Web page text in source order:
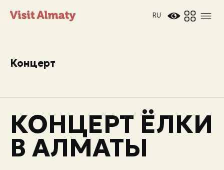
RU
Концерт
КОНЦЕРТ ЁЛКИ
В АЛМАТЫ
Новости
Дата и время Погода в Алматы